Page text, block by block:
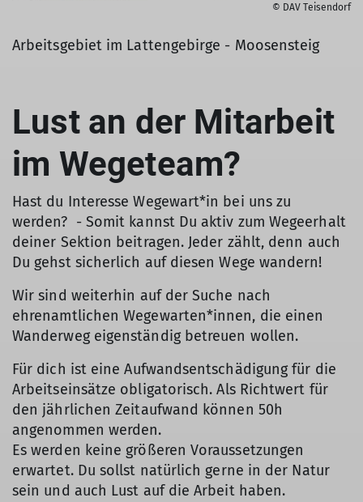
© DAV Teisendorf
Arbeitsgebiet im Lattengebirge - Moosensteig
Lust an der Mitarbeit
im Wegeteam?
Hast du Interesse Wegewart*in bei uns zu
werden? - Somit kannst Du aktiv zum Wegeerhalt
deiner Sektion beitragen. Jeder zählt, denn auch
Du gehst sicherlich auf diesen Wege wandern!
Wir sind weiterhin auf der Suche nach
ehrenamtlichen Wegewarten*innen, die einen
Wanderweg eigenständig betreuen wollen.
Für dich ist eine Aufwandsentschädigung für die
Arbeitseinsätze obligatorisch. Als Richtwert für
den jährlichen Zeitaufwand können 50h
angenommen werden.
Es werden keine größeren Voraussetzungen
erwartet. Du sollst natürlich gerne in der Natur
sein und auch Lust auf die Arbeit haben.